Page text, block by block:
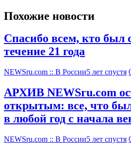
Похожие новости
Спасибо всем, кто был
течение 21 года
NEWSru.com :: В России5 лет спустя
АРХИВ NEWSru.com
открытым: все, что
в любой год с начала
NEWSru.com :: В России5 лет спустя